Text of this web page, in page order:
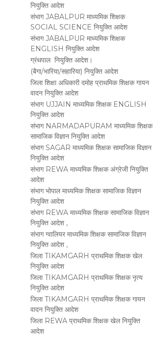
नियुक्ति आदेश
संभाग JABALPUR माध्यमिक शिक्षक
SOCIAL SCIENCE नियुक्ति आदेश
संभाग JABALPUR माध्यमिक शिक्षक
ENGLISH नियुक्ति आदेश
ग्रंथपाल नियुक्ति आदेश।
(बैगा/भारिया/सहारिया) नियुक्ति आदेश
जिला शिक्षा अधिकारी दमोह प्राथमिक शिक्षक गायन
वादन नियुक्ति आदेश
संभाग UJJAIN माध्यमिक शिक्षक ENGLISH
नियुक्ति आदेश
संभाग NARMADAPURAM माध्यमिक शिक्षक
सामाजिक विज्ञान नियुक्ति आदेश
संभाग SAGAR माध्यमिक शिक्षक सामाजिक विज्ञान
नियुक्ति आदेश
संभाग REWA माध्यमिक शिक्षक अंग्रेजी नियुक्ति
आदेश
संभाग भोपाल माध्यमिक शिक्षक सामाजिक विज्ञान
नियुक्ति आदेश
संभाग REWA माध्यमिक शिक्षक सामाजिक विज्ञान
नियुक्ति आदेश ,
संभाग ग्वालियर माध्यमिक शिक्षक सामाजिक विज्ञान
नियुक्ति आदेश ,
जिला TIKAMGARH प्राथमिक शिक्षक खेल
नियुक्ति आदेश
जिला TIKAMGARH प्राथमिक शिक्षक नृत्य
नियुक्ति आदेश
जिला TIKAMGARH प्राथमिक शिक्षक गायन
वादन नियुक्ति आदेश
जिला REWA प्राथमिक शिक्षक खेल नियुक्ति
आदेश